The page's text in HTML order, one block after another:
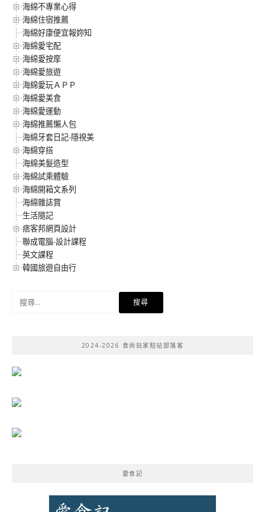
海綿不專業心得
海綿住宿推薦
海綿好康便宜報妳知
海綿愛宅配
海綿愛按摩
海綿愛旅遊
海綿愛玩ＡＰＰ
海綿愛美食
海綿愛運動
海綿推薦懶人包
海綿牙套日記-隱視美
海綿穿搭
海綿美髮造型
海綿試乘體驗
海綿開箱文系列
海綿雜誌賞
生活隨記
痞客邦網頁設計
聯成電腦-設計課程
英文課程
韓國旅遊自由行
2024-2026 食尚玩家駐站部落客
愛食記